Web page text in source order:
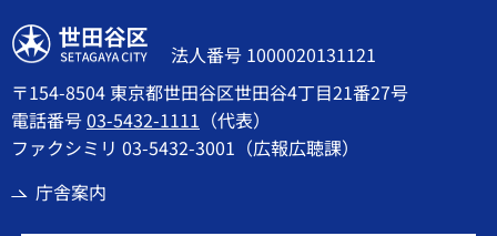
世田谷区
法人番号 1000020131121
〒154-8504 東京都世田谷区世田谷4丁目21番27号
電話番号03-5432-1111 （代表）
ファクシミリ 03-5432-3001（広報広聴課）
庁舎案内